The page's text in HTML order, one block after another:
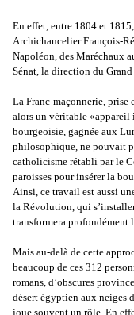
En effet, entre 1804 et
Archichancelier François-
Napoléon, des Maréchaux
Sénat, la direction du
La Franc-maçonnerie,
alors un véritable «appareil
bourgeoisie, gagnée aux
philosophique, ne pouvait
catholicisme rétabli par le
paroisses pour insérer la
Ainsi, ce travail est aussi
la Révolution, qui
transformera profondément
Mais au-delà de cette
beaucoup de ces 312
romans, d’obscures
désert égyptien aux neiges
joue souvent un rôle. En